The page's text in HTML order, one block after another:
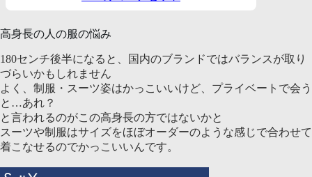
高身長の人の服の悩み
180センチ後半になると、国内のブランドではバランスが取り
づらいかもしれません
よく、制服・スーツ姿はかっこいいけど、プライベートで会う
と…あれ？
と言われるのがこの高身長の方ではないかと
スーツや制服はサイズをほぼオーダーのような感じで合わせて
着こなせるのでかっこいいんです。